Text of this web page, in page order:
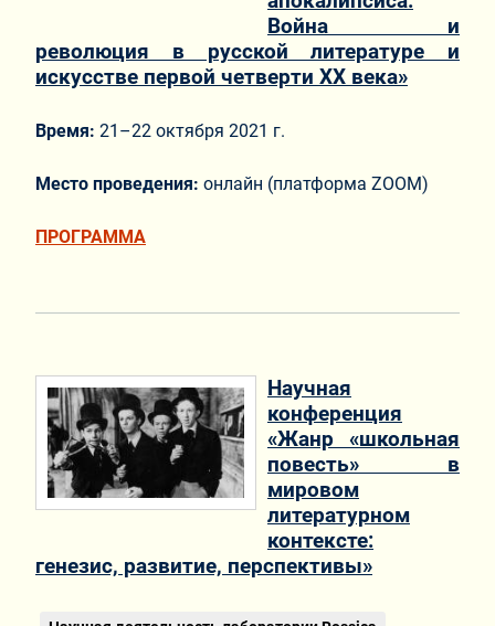
Война и
революция в русской литературе и
искусстве первой четверти XX века»
Время: 21–22 октября 2021 г.
Место проведения: онлайн (платформа ZOOM)
ПРОГРАММА
Научная
конференция
«Жанр «школьная
повесть» в
мировом
литературном
контексте:
генезис, развитие, перспективы»